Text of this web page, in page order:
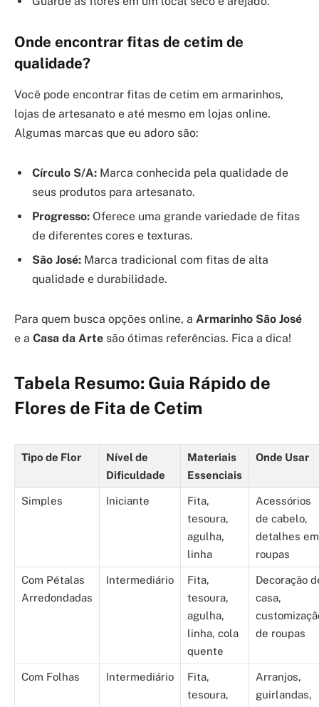
Onde encontrar fitas de cetim de
qualidade?
Você pode encontrar fitas de cetim em armarinhos,
lojas de artesanato e até mesmo em lojas online.
Algumas marcas que eu adoro são:
Círculo S/A: Marca conhecida pela qualidade de
seus produtos para artesanato.
Progresso: Oferece uma grande variedade de fitas
de diferentes cores e texturas.
São José: Marca tradicional com fitas de alta
qualidade e durabilidade.
Para quem busca opções online, a Armarinho São José
e a Casa da Arte são ótimas referências. Fica a dica!
Tabela Resumo: Guia Rápido de
Flores de Fita de Cetim
Tipo de Flor
Nível de
Dificuldade
Materiais
Essenciais
Onde Usar
Simples Iniciante
Fita,
tesoura,
agulha,
linha
Acessórios
de cabelo,
detalhes em
roupas
Com Pétalas
Arredondadas
Intermediário
Fita,
tesoura,
agulha,
linha, cola
quente
Decoração
casa,
de roupas
Com Folhas Intermediário
Fita,
tesoura,
Arranjos,
guirlandas,